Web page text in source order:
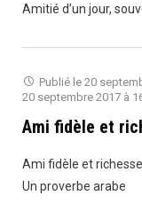
Amitié d’un jour,
Publié le 20
20 septembre 2017 à
Ami fidèle et
Ami fidèle et
Un proverbe arabe